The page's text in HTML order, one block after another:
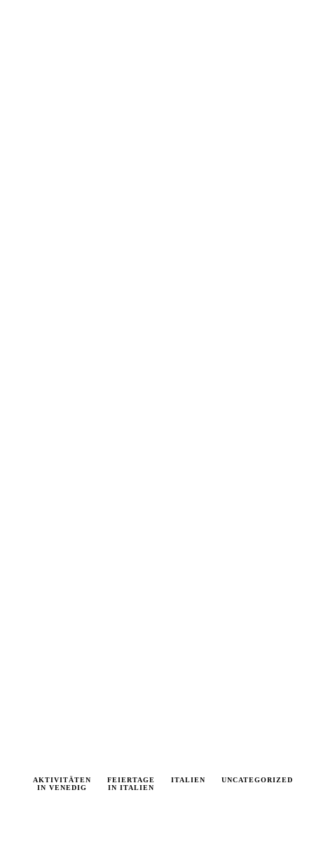
VENEDIG
NACHRICHTEN
VENEDIG
NEWS
VERANSTALTUNGEN
UNCATEGORIZED VENEDIG
VENEDIG
VENEDIG
AKTIVITÄTEN
IN VENEDIG
FEIERTAGE
IN ITALIEN
ITALIEN UNCATEGORIZED